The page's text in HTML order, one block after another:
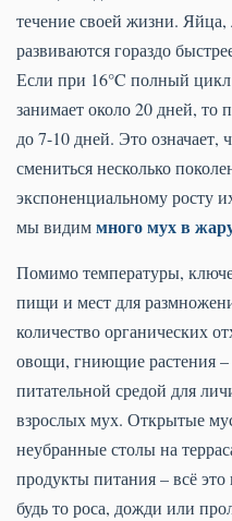
течение своей жизни.
развиваются гораздо
Если при 16°C полный
занимает около 20 дней, то
до 7-10 дней. Это означает,
смениться несколько
экспоненциальному росту
мы видиммного мух в
Помимо температуры,
пищи и мест для
количество органических
овощи, гниющие растения –
питательной средой для
взрослых мух. Открытые
неубранные столы на
продукты питания – всё
будь то роса, дожди или